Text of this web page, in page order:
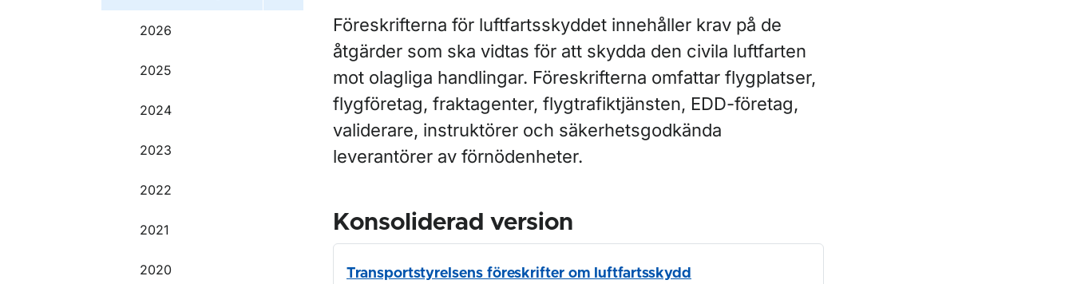
2026
2025
2024
2023
2022
2021
2020
Föreskrifterna för luftfartsskyddet innehåller krav på de
åtgärder som ska vidtas för att skydda den civila luftfarten
mot olagliga handlingar. Föreskrifterna omfattar flygplatser,
flygföretag, fraktagenter, flygtrafiktjänsten, EDD-företag,
validerare, instruktörer och säkerhetsgodkända
leverantörer av förnödenheter.
Konsoliderad version
Transportstyrelsens föreskrifter om luftfartsskydd